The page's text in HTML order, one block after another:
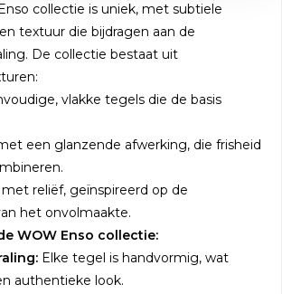
collectie is uniek, met subtiele
textuur die bijdragen aan de
De collectie bestaat uit
vlakke tegels die de basis
een glanzende afwerking, die frisheid
met reliëf, geïnspireerd op de
het onvolmaakte.
WOW Enso collectie:
Elke tegel is handvormig, wat
authentieke look.